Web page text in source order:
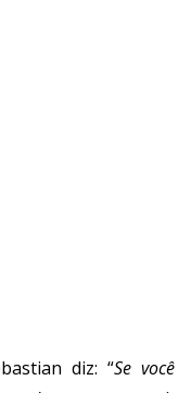
diz: “Se você